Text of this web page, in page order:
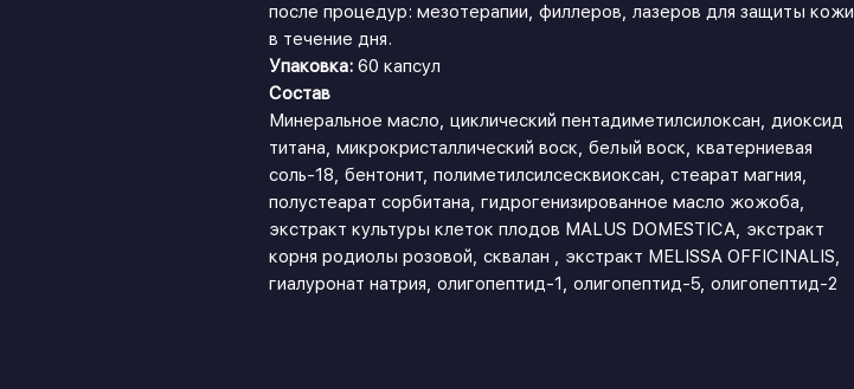
после процедур: мезотерапии, филлеров, лазеров для защиты кожи
в течение дня.
Упаковка: 60 капсул
Состав
Минеральное масло, циклический пентадиметилсилоксан, диоксид
титана, микрокристаллический воск, белый воск, кватерниевая
соль-18, бентонит, полиметилсилсесквиоксан, стеарат магния,
полустеарат сорбитана, гидрогенизированное масло жожоба,
экстракт культуры клеток плодов MALUS DOMESTICA, экстракт
корня родиолы розовой, сквалан , экстракт MELISSA OFFICINALIS,
гиалуронат натрия, олигопептид-1, олигопептид-5, олигопептид-2